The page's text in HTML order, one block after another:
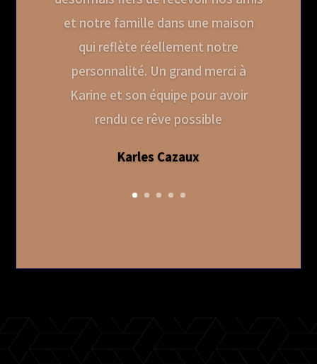
et notre famille dans une maison
qui reflète réellement notre
personnalité. Un grand merci à
Karine et son équipe pour avoir
rendu ce rêve possible
Karles Cazaux